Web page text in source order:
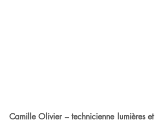
Camille Olivier – technicienne lumières et